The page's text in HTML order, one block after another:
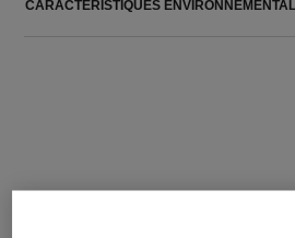
CARACTÉRISTIQUES